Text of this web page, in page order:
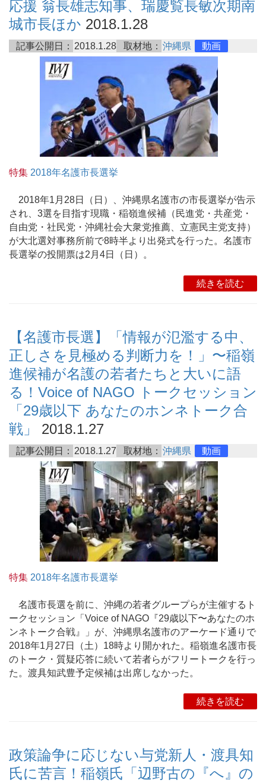
応援 翁長雄志知事、瑞慶覧長敏次期南
城市長ほか 2018.1.28
記事公開日： 2018.1.28 取材地： 沖縄県 動画
特集 2018年名護市長選挙
2018年1月28日（日）、沖縄県名護市の市長選挙が告示
され、3選を目指す現職・稲嶺進候補（民進党・共産党・
自由党・社民党・沖縄社会大衆党推薦、立憲民主党支持）
が大北選対事務所前で8時半より出発式を行った。名護市
長選挙の投開票は2月4日（日）。
続きを読む
【名護市長選】「情報が氾濫する中、
正しさを見極める判断力を！」〜稲嶺
進候補が名護の若者たちと大いに語
る！Voice of NAGO トークセッション
「29歳以下 あなたのホンネトーク合
戦」
2018.1.27
記事公開日： 2018.1.27 取材地： 沖縄県 動画
特集 2018年名護市長選挙
名護市長選を前に、沖縄の若者グループらが主催するト
ークセッション「Voice of NAGO『29歳以下〜あなたのホ
ンネトーク合戦』」が、沖縄県名護市のアーケード通りで
2018年1月27日（土）18時より開かれた。稲嶺進名護市長
のトーク・質疑応答に続いて若者らがフリートークを行っ
た。渡具知武豊予定候補は出席しなかった。
続きを読む
政策論争に応じない与党新人・渡具知
氏に苦言！稲嶺氏「辺野古の『へ』の